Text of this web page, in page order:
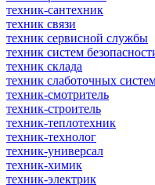
техник-сантехник
техник связи
техник сервисной службы
техник систем
техник склада
техник слаботочных
техник-смотритель
техник-строитель
техник-теплотехник
техник-технолог
техник-универсал
техник-химик
техник-электрик